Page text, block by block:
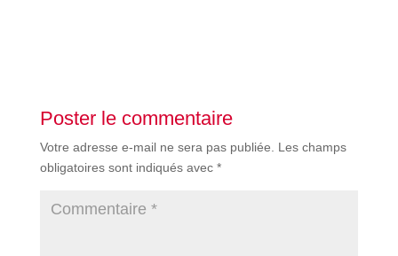
Poster le commentaire
Votre adresse e-mail ne sera pas publiée.
Les champs
obligatoires sont indiqués avec *